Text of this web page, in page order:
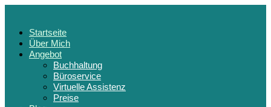
Startseite
Über Mich
Angebot
Buchhaltung
Büroservice
Virtuelle Assistenz
Preise